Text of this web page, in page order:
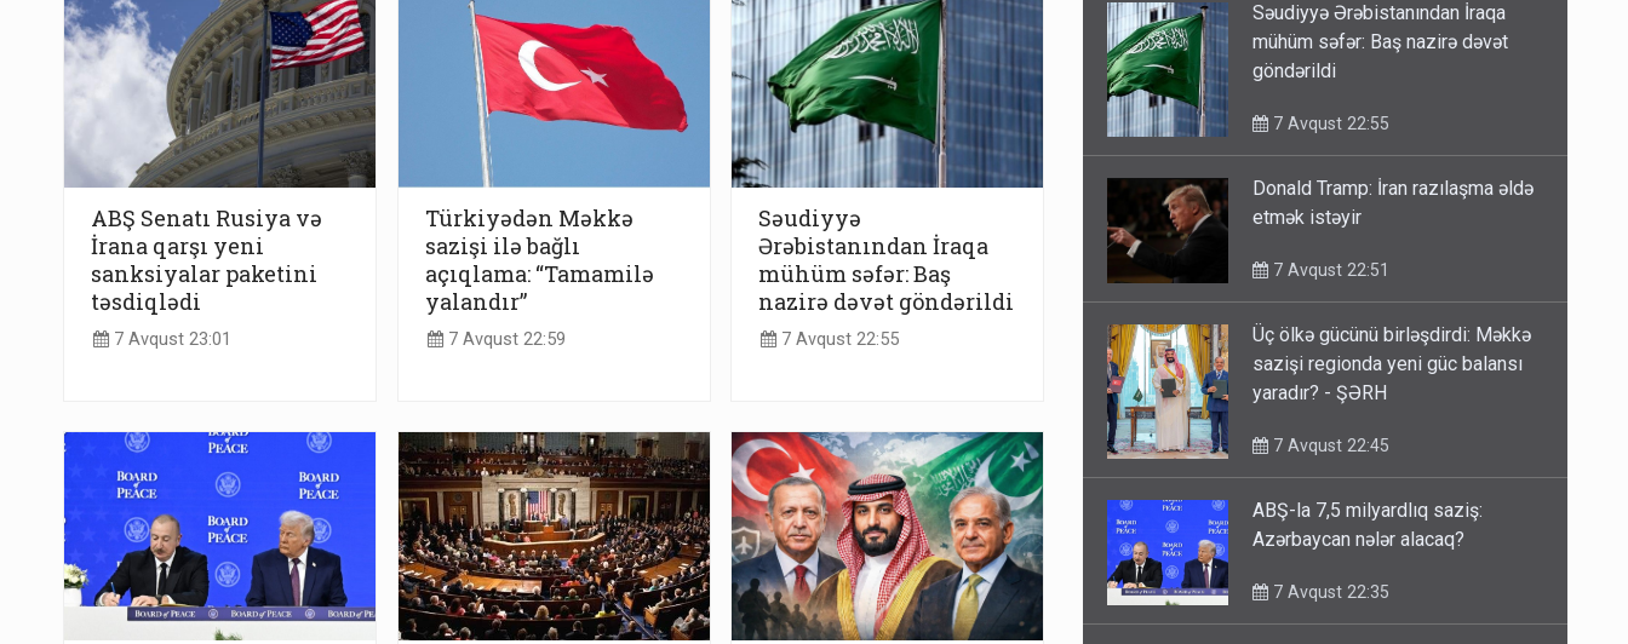
ABŞ Senatı Rusiya və
İrana qarşı yeni
sanksiyalar paketini
təsdiqlədi
7 Avqust 23:01
Türkiyədən Məkkə
sazişi ilə bağlı
açıqlama: “Tamamilə
yalandır”
7 Avqust 22:59
Səudiyyə
Ərəbistanından İraqa
mühüm səfər: Baş
nazirə dəvət göndərildi
7 Avqust 22:55
Səudiyyə Ərəbistanından İraqa
mühüm səfər: Baş nazirə dəvət
göndərildi
7 Avqust 22:55
Donald Tramp: İran razılaşma əldə
etmək istəyir
7 Avqust 22:51
Üç ölkə gücünü birləşdirdi: Məkkə
sazişi regionda yeni güc balansı
yaradır? - ŞƏRH
7 Avqust 22:45
ABŞ-la 7,5 milyardlıq saziş:
Azərbaycan nələr alacaq?
7 Avqust 22:35